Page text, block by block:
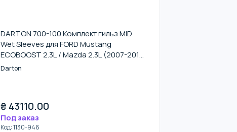
DARTON 700-100 Комплект гильз MID
Wet Sleeves для FORD Mustang
ECOBOOST 2.3L / Mazda 2.3L (2007-2013
Mazdaspeed 3)
Darton
₴ 43110.00
Под заказ
Код:1130-946